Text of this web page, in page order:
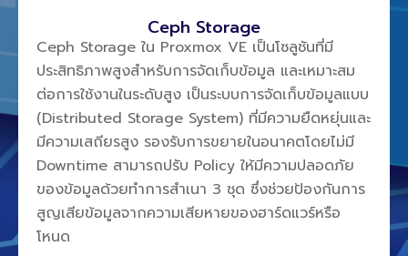
Ceph Storage
Ceph Storage ใน Proxmox VE เป็นโซลูชันที่มี
ประสิทธิภาพสูงสำหรับการจัดเก็บข้อมูล และเหมาะสม
ต่อการใช้งานในระดับสูง เป็นระบบการจัดเก็บข้อมูลแบบ
(Distributed Storage System) ที่มีความยืดหยุ่นและ
มีความเสถียรสูง รองรับการขยายในอนาคตโดยไม่มี
Downtime สามารถปรับ Policy ให้มีความปลอดภัย
ของข้อมูลด้วยทำการสำเนา 3 ชุด ซึ่งช่วยป้องกันการ
สูญเสียข้อมูลจากความเสียหายของฮาร์ดแวร์หรือ
โหนด